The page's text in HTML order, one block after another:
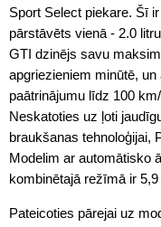
Sport Select piekare. Šī
pārstāvēts vienā - 2.0
GTI dzinējs savu
apgriezieniem minūtē,
paātrinājumu līdz 100
Neskatoties uz ļoti
braukšanas tehnoloģijai,
Modelim ar automātisko
kombinētajā režīmā ir
Pateicoties pārejai uz